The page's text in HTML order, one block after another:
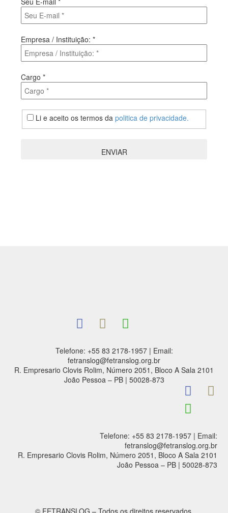
Empresa / Instituição: *
Cargo *
Li e aceito os termos da politica de privacidade.
Telefone: +55 83 2178-1957 | Email:
fetranslog@fetranslog.org.br
R. Empresario Clovis Rolim, Número 2051, Bloco A Sala 2101
João Pessoa – PB | 50028-873
Telefone: +55 83 2178-1957 | Email:
fetranslog@fetranslog.org.br
R. Empresario Clovis Rolim, Número 2051, Bloco A Sala 2101
João Pessoa – PB | 50028-873
© FETRANSLOG – Todos os direitos reservados.